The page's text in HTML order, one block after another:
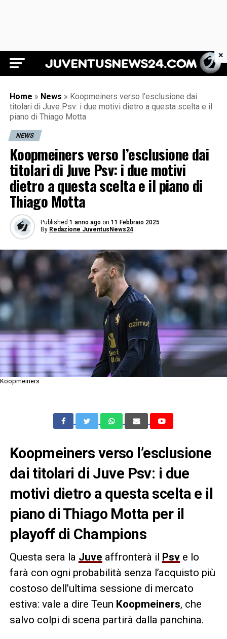
Juventus News 24
Home » News » Koopmeiners verso l’esclusione dai
titolari di Juve Psv: i due motivi dietro a questa scelta e il
piano di Thiago Motta
NEWS
Koopmeiners verso l’esclusione dai
titolari di Juve Psv: i due motivi
dietro a questa scelta e il piano di
Thiago Motta
Published 1 anno ago on 11 Febbraio 2025
By Redazione JuventusNews24
Koopmeiners
Koopmeiners verso l’esclusione
dai titolari di Juve Psv: i due
motivi dietro a questa scelta e il
piano di Thiago Motta per il
playoff di Champions
Questa sera la Juve affronterà il Psve lo
farà con ogni probabilità senza l’acquisto più
costoso dell’ultima sessione di mercato
estiva: vale a dire Teun Koopmeiners, che
salvo colpi di scena partirà dalla panchina.
×